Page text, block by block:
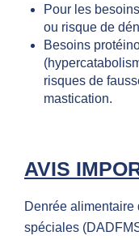
Pour les
ou risque de
Besoins
risques de
mastication.
AVIS
Denrée
spéciales